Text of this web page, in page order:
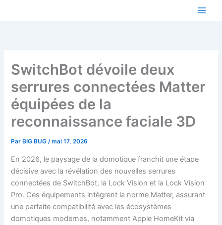
SwitchBot dévoile deux
serrures connectées Matter
équipées de la
reconnaissance faciale 3D
Par BIG BUG/mai 17, 2026
En 2026, le paysage de la domotique franchit une étape
décisive avec la révélation des nouvelles serrures
connectées de SwitchBot, la Lock Vision et la Lock Vision
Pro. Ces équipements intègrent la norme Matter, assurant
une parfaite compatibilité avec les écosystèmes
domotiques modernes, notamment Apple HomeKit via